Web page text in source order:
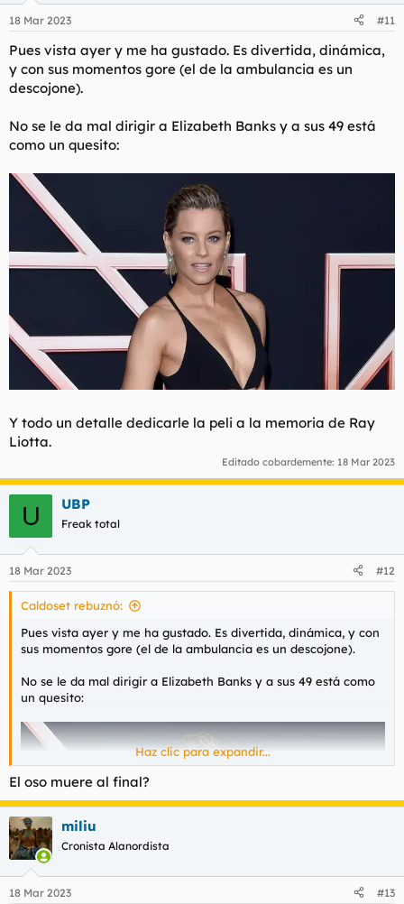
18 Mar 2023 #11
Pues vista ayer y me ha gustado. Es divertida, dinámica,
y con sus momentos gore (el de la ambulancia es un
descojone).
No se le da mal dirigir a Elizabeth Banks y a sus 49 está
como un quesito:
Y todo un detalle dedicarle la peli a la memoria de Ray
Liotta.
Editado cobardemente: 18 Mar 2023
U UBP
Freak total
18 Mar 2023 #12
Caldoset rebuznó:
Pues vista ayer y me ha gustado. Es divertida, dinámica, y con
sus momentos gore (el de la ambulancia es un descojone).
No se le da mal dirigir a Elizabeth Banks y a sus 49 está como
un quesito:
Haz clic para expandir...
El oso muere al final?
miliu
Cronista Alanordista
18 Mar 2023 #13